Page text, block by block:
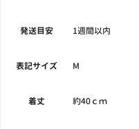
発送目安 1週間以内
表記サイズ M
着丈 約40ｃｍ